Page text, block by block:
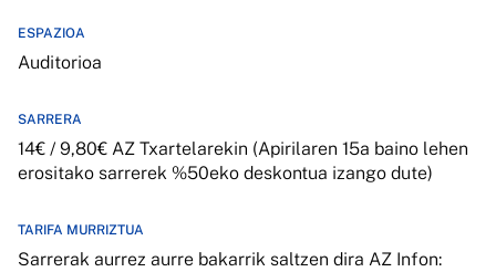
ESPAZIOA
Auditorioa
SARRERA
14€ / 9,80€ AZ Txartelarekin (Apirilaren 15a baino lehen
erositako sarrerek %50eko deskontua izango dute)
TARIFA MURRIZTUA
Sarrerak aurrez aurre bakarrik saltzen dira AZ Infon: